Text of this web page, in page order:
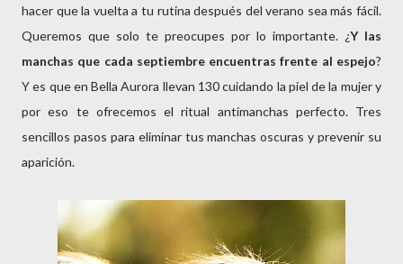
hacer que la vuelta a tu rutina después del verano sea más fácil.
Queremos que solo te preocupes por lo importante. ¿Y las
manchas que cada septiembre encuentras frente al espejo?
Y es que en Bella Aurora llevan 130 cuidando la piel de la mujer y
por eso te ofrecemos el ritual antimanchas perfecto. Tres
sencillos pasos para eliminar tus manchas oscuras y prevenir su
aparición.